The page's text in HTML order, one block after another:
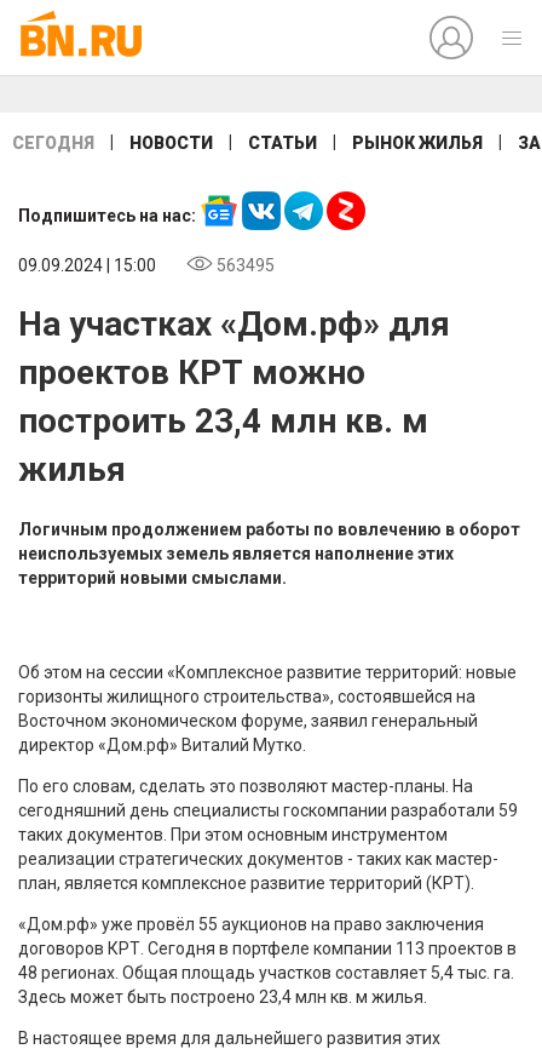
СЕГОДНЯ НОВОСТИ СТАТЬИ РЫНОК ЖИЛЬЯ
Подпишитесь на нас:
09.09.2024 | 15:00 563495
На участках «Дом.рф» для
проектов КРТ можно
построить 23,4 млн кв. м
жилья
Логичным продолжением работы по вовлечению в оборот
неиспользуемых земель является наполнение этих
территорий новыми смыслами.
Об этом на сессии «Комплексное развитие территорий: новые
горизонты жилищного строительства», состоявшейся на
Восточном экономическом форуме, заявил генеральный
директор «Дом.рф» Виталий Мутко.
По его словам, сделать это позволяют мастер-планы. На
сегодняшний день специалисты госкомпании разработали 59
таких документов. При этом основным инструментом
реализации стратегических документов - таких как мастер-
план, является комплексное развитие территорий (КРТ).
«Дом.рф» уже провёл 55 аукционов на право заключения
договоров КРТ. Сегодня в портфеле компании 113 проектов в
48 регионах. Общая площадь участков составляет 5,4 тыс. га.
Здесь может быть построено 23,4 млн кв. м жилья.
В настоящее время для дальнейшего развития этих